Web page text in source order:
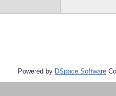
Powered by DSpace Software